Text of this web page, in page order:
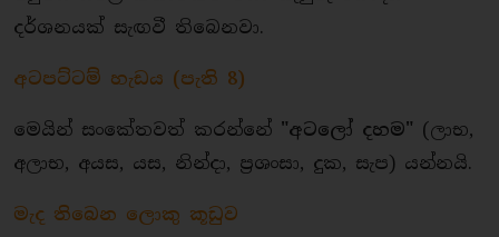
දර්ශනයක් සැඟවී තිබෙනවා.
අටපට්ටම් හැඩය (පැති 8)
මෙයින් සංකේතවත් කරන්නේ "අටලෝ දහම" (ලාභ,
අලාභ, අයස, යස, නින්දා, ප්‍රශංසා, දුක, සැප) යන්නයි.
මැද තිබෙන ලොකු කූඩුව